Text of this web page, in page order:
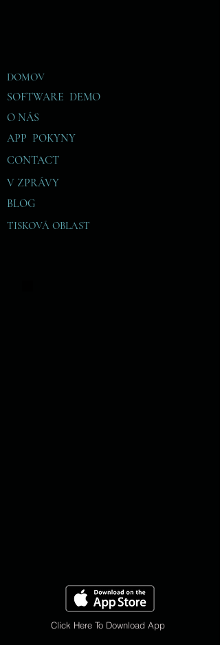
DOMOV
V ZPRÁVY
TISKOVÁ OBLAST
SOFTWARE DEMO
O NÁS
BLOG
APP POKYNY
CONTACT
Click Here To Download App